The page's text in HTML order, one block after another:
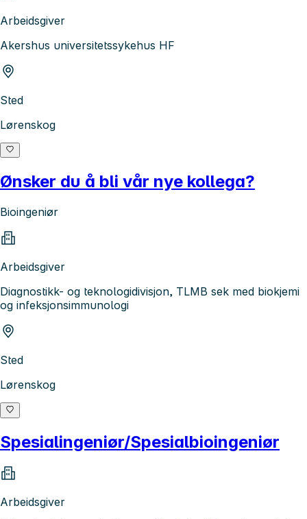
Arbeidsgiver
Akershus universitetssykehus HF
Sted
Lørenskog
Ønsker du å bli vår nye kollega?
Bioingeniør
Arbeidsgiver
Diagnostikk- og teknologidivisjon, TLMB sek med biokjemi
og infeksjonsimmunologi
Sted
Lørenskog
Spesialingeniør/Spesialbioingeniør
Arbeidsgiver